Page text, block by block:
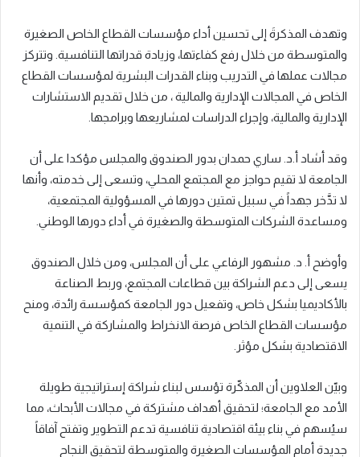
وتهدف المذكرةَ إلى تحسين أداء مؤسسات القطاع الخاص الصغيرة
والمتوسطة من خلال رفع كفاءتها، وزيادة قدراتها التنافسية. وتتركز
مجالات عملها في التدريب وبناء القدرات البشرية لمؤسسات القطاع
الخاص في المجالات الإدارية والمالية ، من خلال تقديم الاستشارات
الإدارية والمالية، وإجراء الدراسات لمشاريعها وبرامجها.
وقد أشاد أ.د. ساري حمدان بدور الصندوق والمجلس مؤكدا على أن
الجامعة لا تقيم حواجز مع المجتمع المحلي، وتسعى إلى خدمته، وأنها
لا تدَّخر جهداً في سبيل تمتين دورها في المسؤولية المجتمعية،
ومساعدة الشركات المتوسطة والصغيرة في أداء دورها الوطني.
وأوضح أ. د. مشهور الرفاعي على أن المجلس، ومن خلال الصندوق
يسعى إلى دعم الشراكة بين قطاعات المجتمع، وربط الصناعة
بالأكاديميا بشكل خاص، وتفعيل دور الجامعة كمؤسسة رائدة، ومنح
مؤسسات القطاع الخاص فرصة الانخراط والمشاركة في التنمية
الاقتصادية بشكل مؤثر.
وبيّن العلاوين أن المذكّرة تؤسس لبناء شراكة إستراتيجية طويلة
الأمد مع الجامعة؛ لتحقيق أهداف مشتركة في مجالات الأبحاث، مما
سيُسهم في بناء بيئة اقتصادية تنافسية تدعم التطوير وتفتح آفاقاً
جديدة أمام المؤسسات الصغيرة والمتوسطة لتحقيق النجاح